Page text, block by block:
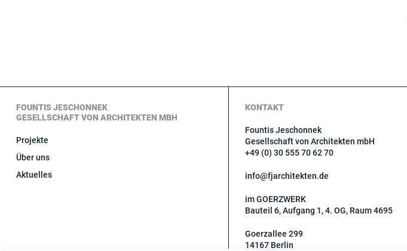
FOUNTIS JESCHONNEK
GESELLSCHAFT VON ARCHITEKTEN MBH
Projekte
Über uns
Aktuelles
KONTAKT
Fountis Jeschonnek
Gesellschaft von Architekten mbH
+49 (0) 30 555 70 62 70
info@fjarchitekten.de
im GOERZWERK
Bauteil 6, Aufgang 1, 4. OG, Raum 4695
Goerzallee 299
14167 Berlin